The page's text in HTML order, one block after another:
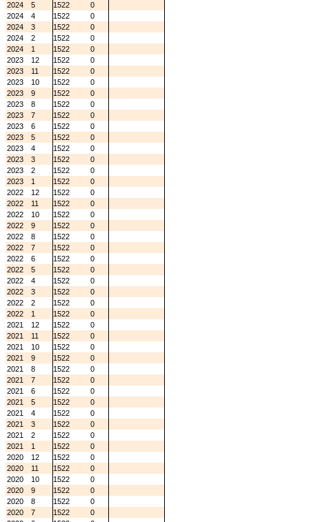
2024
5 1522
0
2024
4 1522
0
2024
3 1522
0
2024
2 1522
0
2024
1 1522
0
2023
12 1522
0
2023
11 1522
0
2023
10 1522
0
2023
9 1522
0
2023
8 1522
0
2023
7 1522
0
2023
6 1522
0
2023
5 1522
0
2023
4 1522
0
2023
3 1522
0
2023
2 1522
0
2023
1 1522
0
2022
12 1522
0
2022
11 1522
0
2022
10 1522
0
2022
9 1522
0
2022
8 1522
0
2022
7 1522
0
2022
6 1522
0
2022
5 1522
0
2022
4 1522
0
2022
3 1522
0
2022
2 1522
0
2022
1 1522
0
2021
12 1522
0
2021
11 1522
0
2021
10 1522
0
2021
9 1522
0
2021
8 1522
0
2021
7 1522
0
2021
6 1522
0
2021
5 1522
0
2021
4 1522
0
2021
3 1522
0
2021
2 1522
0
2021
1 1522
0
2020
12 1522
0
2020
11 1522
0
2020
10 1522
0
2020
9 1522
0
2020
8 1522
0
2020
7 1522
0